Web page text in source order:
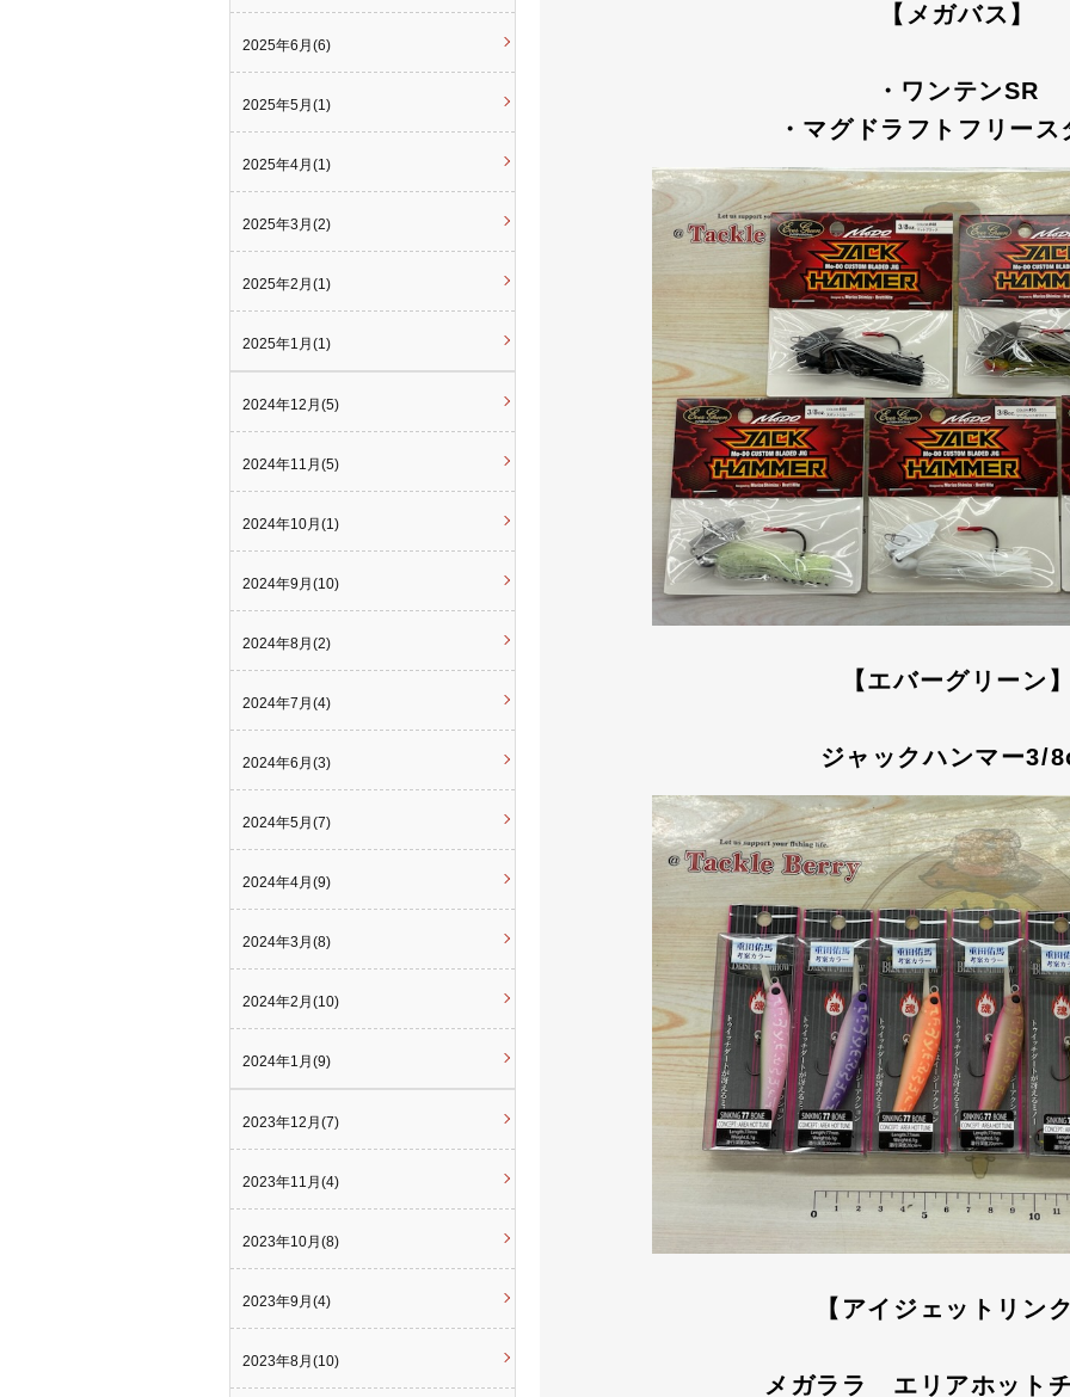
【メガバス】
・ワンテンSR
・マグドラフトフリース
【エバーグリーン
ジャックハンマー3/
【アイジェットリン
メガララ エリアホット
2025年6月(6)
2025年5月(1)
2025年4月(1)
2025年3月(2)
2025年2月(1)
2025年1月(1)
2024年12月(5)
2024年11月(5)
2024年10月(1)
2024年9月(10)
2024年8月(2)
2024年7月(4)
2024年6月(3)
2024年5月(7)
2024年4月(9)
2024年3月(8)
2024年2月(10)
2024年1月(9)
2023年12月(7)
2023年11月(4)
2023年10月(8)
2023年9月(4)
2023年8月(10)